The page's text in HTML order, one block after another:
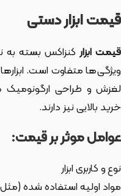
قیمت ابزار دستی
قیمت ابزار کنزاکس بسته به
ویژگی‌ها متفاوت است.
لغزش و طراحی ارگونومیک
خرید بالایی نیز دارند.
عوامل موثر بر قیمت:
نوع و کاربری ابزار
مواد اولیه استفاده شده